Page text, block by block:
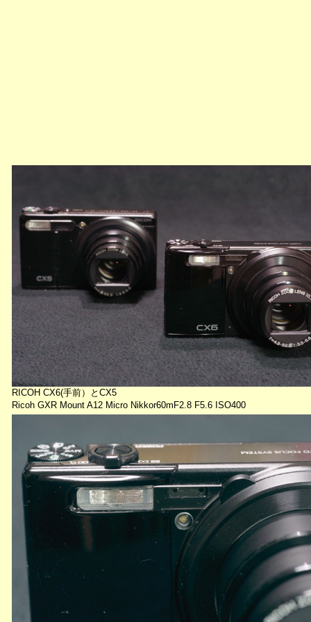
RICOH CX6(手前）とCX5
Ricoh GXR Mount A12 Micro Nikkor60mF2.8 F5.6 ISO400